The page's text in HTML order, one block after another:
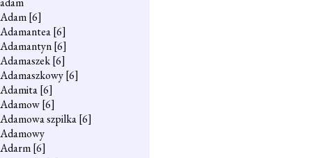
Adam[6]
Adamantea[6]
Adamantyn[6]
Adamaszek[6]
Adamaszkowy[6]
Adamita[6]
Adamow[6]
Adamowa szpilka[6]
Adamowy
Adarm[6]